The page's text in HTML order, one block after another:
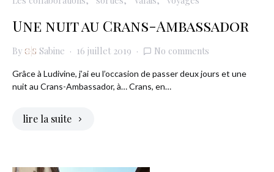
Une nuit au Crans-Ambassador
By Sabine 16 juillet 2019 No comments
Grâce à Ludivine, j’ai eu l’occasion de passer deux jours et une
nuit au Crans-Ambassador, à… Crans, en…
lire la suite